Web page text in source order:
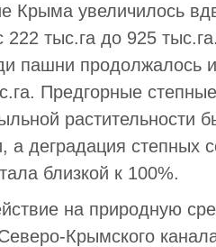
Крыма увеличилось
тыс.га до 925
пашни продолжалось
Предгорные
растительности
а деградация степных
близкой к 100%.
на природную
Крымского